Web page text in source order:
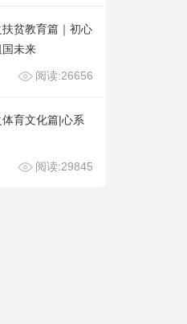
贫教育篇｜初心
未来
阅读:26656
育文化篇|心系
阅读:29845